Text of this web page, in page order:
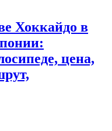
Хоккайдо в
цена,